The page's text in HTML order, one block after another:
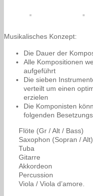
Musikalisches Konzept:
Die Dauer der
Alle Kompositionen
aufgeführt
Die sieben
verteilt um einen
erzielen
Die Komponisten
folgenden
Flöte (Gr / Alt / Bass)
Saxophon (Sopran / Alt)
Tuba
Gitarre
Akkordeon
Percussion
Viola / Viola d’amore.